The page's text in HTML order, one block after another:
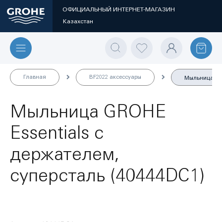
ОФИЦИАЛЬНЫЙ ИНТЕРНЕТ-МАГАЗИН
Казахстан
Главная BF2022 аксессуары Мыльница
Мыльница GROHE
Essentials с
держателем,
суперсталь (40444DC1)